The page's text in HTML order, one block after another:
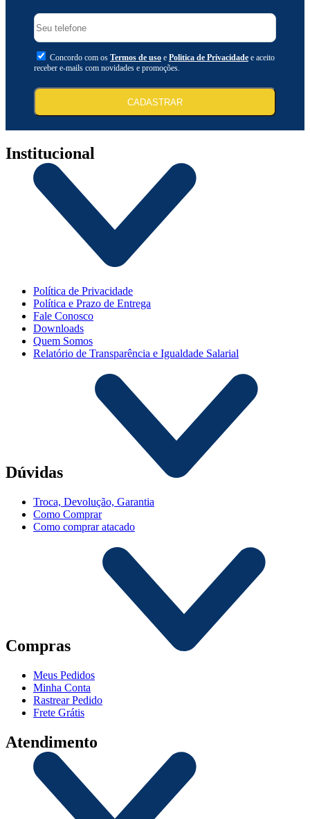
Concordo com os Termos de uso e Politica de Privacidade e aceito
receber e-mails com novidades e promoções.
CADASTRAR
Institucional
Política de Privacidade
Política e Prazo de Entrega
Fale Conosco
Downloads
Quem Somos
Relatório de Transparência e Igualdade Salarial
Dúvidas
Troca, Devolução, Garantia
Como Comprar
Como comprar atacado
Compras
Meus Pedidos
Minha Conta
Rastrear Pedido
Frete Grátis
Atendimento